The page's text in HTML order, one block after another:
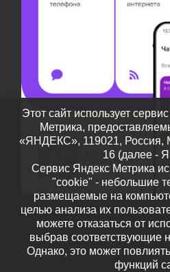
Дополнительное
Этот сайт использует
Метрика,
«ЯНДЕКС», 119021, Россия,
16 (далее -
Сервис Яндекс Метрика
"cookie" - небольшие
размещаемые на
целью анализа их
можете отказаться от
выбрав соответствующие
Однако, это может
функций